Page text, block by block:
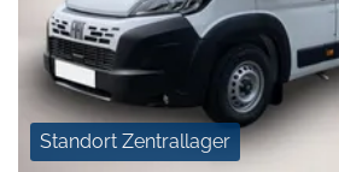
Standort Zentrallager